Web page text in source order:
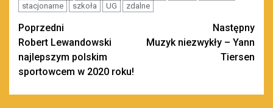
stacjonarne
szkoła UG zdalne
Zobacz
wpisy
Poprzedni
Robert Lewandowski
najlepszym polskim
sportowcem w 2020 roku!
Następny
Muzyk niezwykły – Yann
Tiersen